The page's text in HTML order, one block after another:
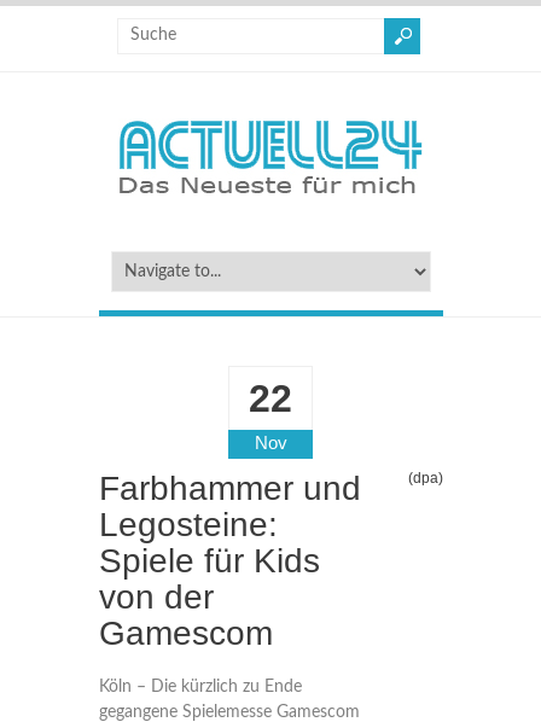
22
Nov
Farbhammer und
Legosteine:
Spiele für Kids
von der
Gamescom
(dpa)
Köln – Die kürzlich zu Ende
gegangene Spielemesse Gamescom